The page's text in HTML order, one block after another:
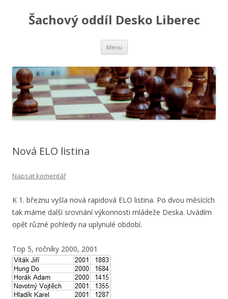
Šachový oddíl Desko Liberec
Menu Přejít
obsahu
webu
Nová ELO listina
Napsat komentář
K 1. březnu vyšla nová rapidová ELO listina. Po dvou měsících
tak máme další srovnání výkonnosti mládeže Deska. Uvádím
opět různé pohledy na uplynulé období.
Top 5, ročníky 2000, 2001